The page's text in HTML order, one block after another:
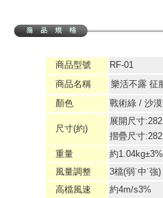
商品型號
RF-01
商品名稱
樂活不露 征
顏色
戰術綠 / 沙
尺寸(約)
展開尺寸
摺疊尺寸
重量
約1.04kg±3%
風量調整
3檔(弱˙中˙強)
高檔風速
約4m/s3%